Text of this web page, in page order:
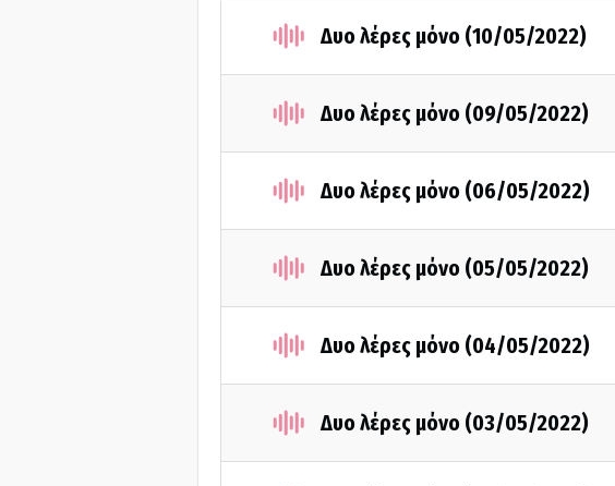
Δυο λέρες μόνο (10/05/2022)
Δυο λέρες μόνο (09/05/2022)
Δυο λέρες μόνο (06/05/2022)
Δυο λέρες μόνο (05/05/2022)
Δυο λέρες μόνο (04/05/2022)
Δυο λέρες μόνο (03/05/2022)